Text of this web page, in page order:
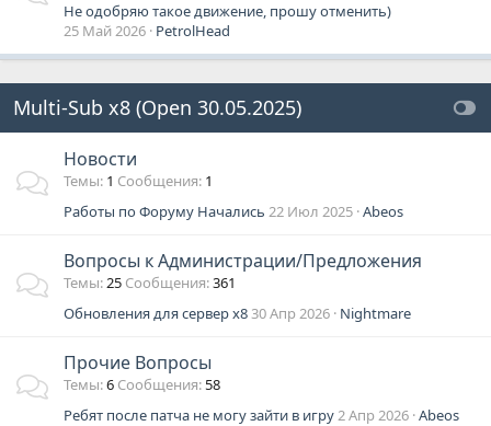
Не одобряю такое движение, прошу отменить)
25 Май 2026 PetrolHead
Multi-Sub x8 (Open 30.05.2025)
Новости
Темы 1 Сообщения 1
Работы по Форуму Начались 22 Июл 2025 Abeos
Вопросы к Администрации/Предложения
Темы 25 Сообщения 361
Обновления для сервер х830 Апр 2026 Nightmare
Прочие Вопросы
Темы 6 Сообщения 58
Ребят после патча не могу зайти в игру2 Апр 2026 Abeos